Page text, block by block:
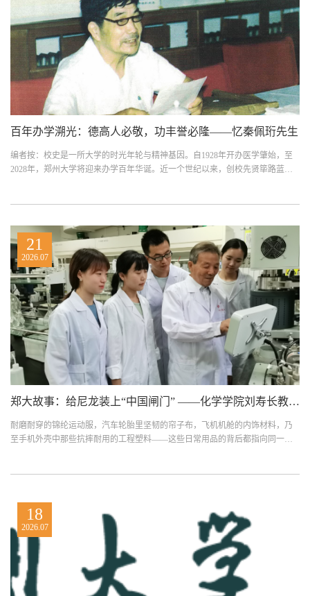
百年办学溯光：德高人必敬，功丰誉必隆——忆秦佩珩先生
编者按：校史是一所大学的时光年轮与精神基因。自1928年开办医学肇始，至
2028年，郑州大学将迎来办学百年华诞。近一个世纪以来，创校先贤筚路蓝
21
2026.07
郑大故事：给尼龙装上“中国闸门” ——化学学院刘寿长教授团队三十年攻关绿色催化“卡脖子”难题
耐磨耐穿的锦纶运动服，汽车轮胎里坚韧的帘子布，飞机机舱的内饰材料，乃
至手机外壳中那些抗摔耐用的工程塑料——这些日常用品的背后都指向同一种
18
2026.07